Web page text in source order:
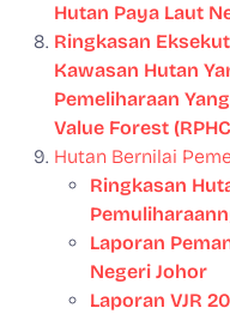
Hutan Paya Laut
Ringkasan
Kawasan Hutan
Pemeliharaan
Value Forest
Hutan Bernilai
Ringkasan
Laporan
Negeri Johor
Laporan VJR